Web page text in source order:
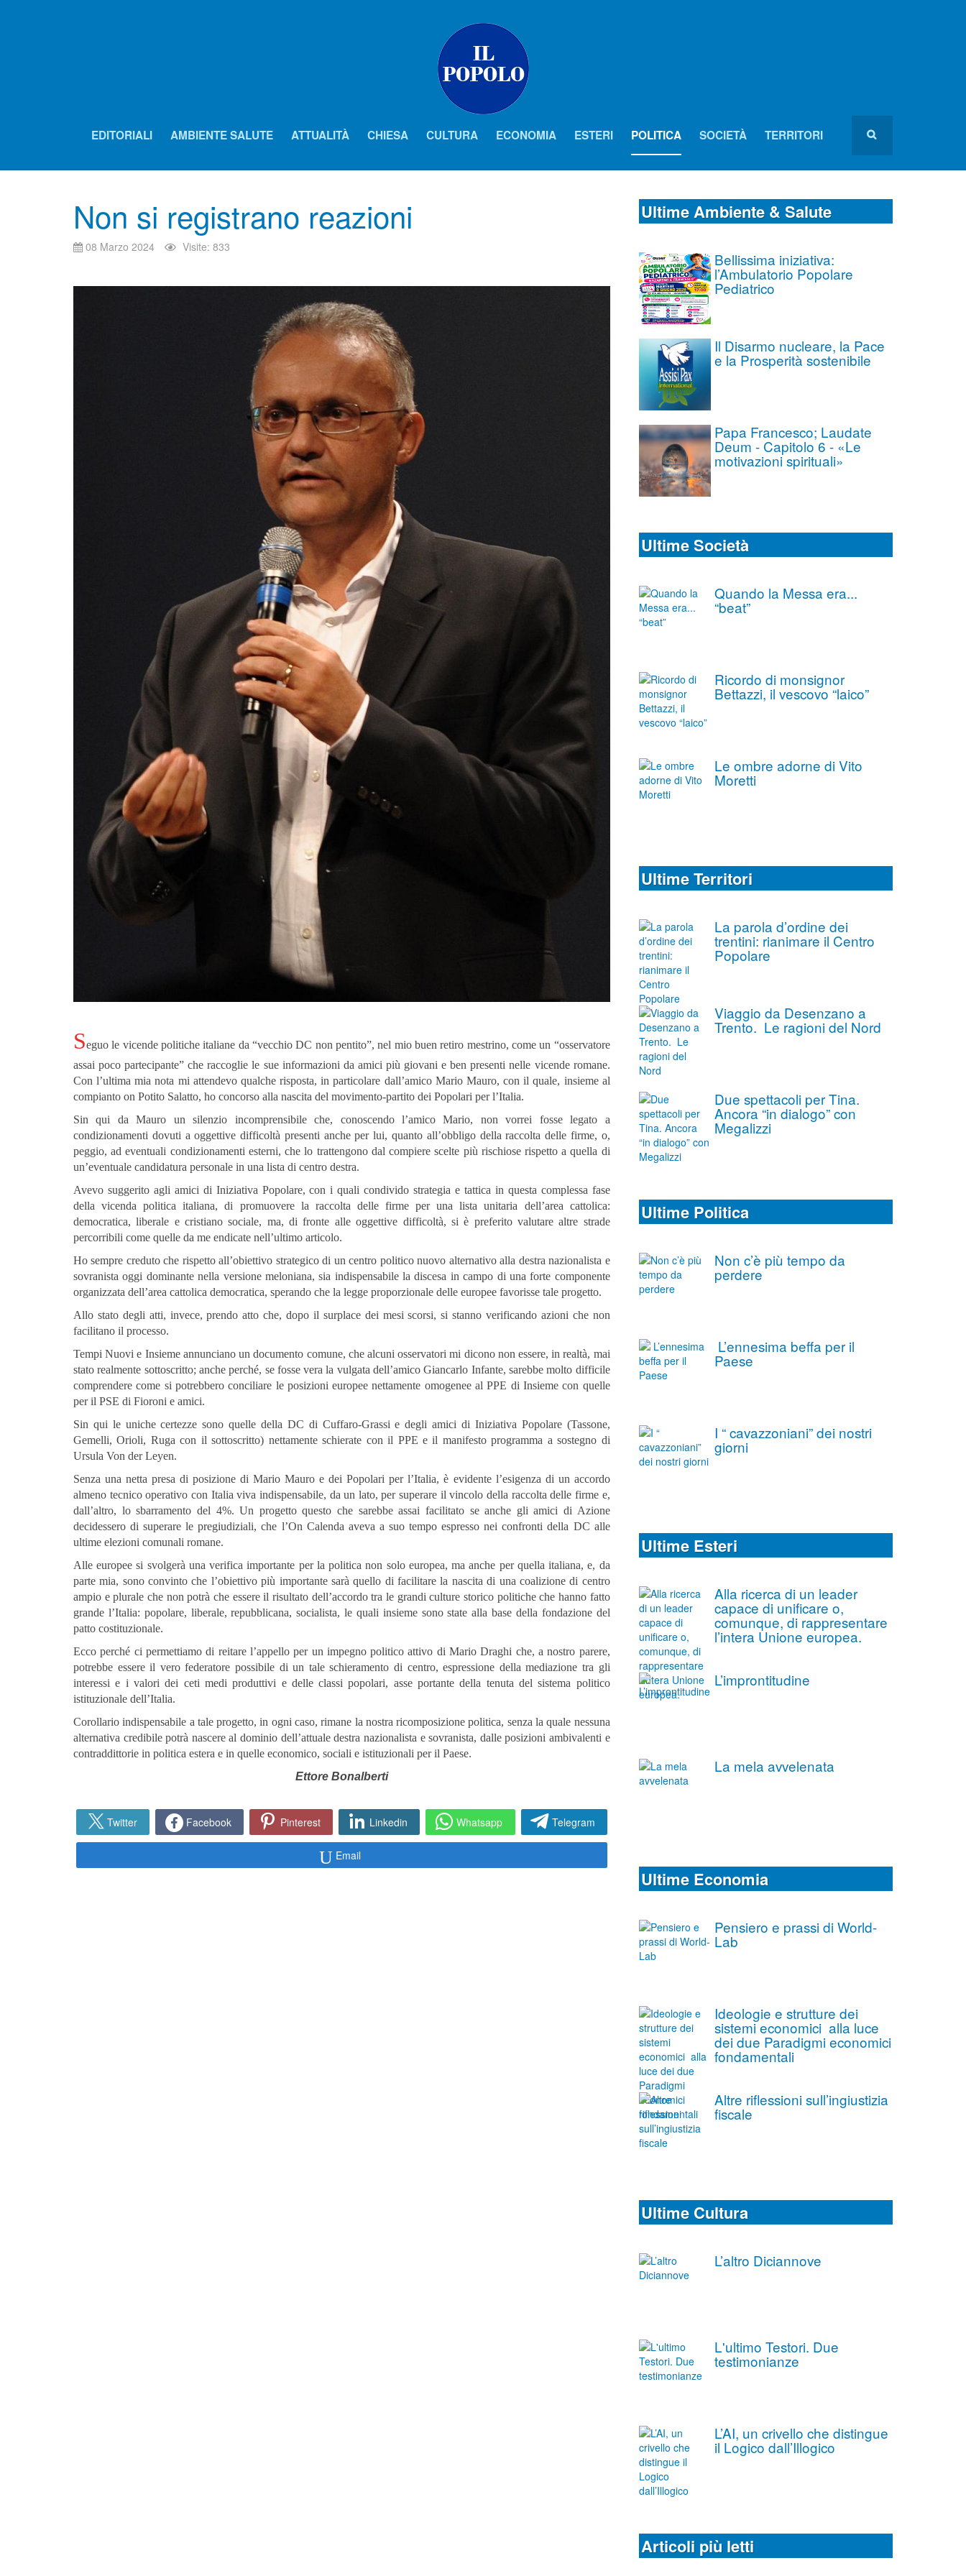
EDITORIALI AMBIENTE SALUTE ATTUALITÀ CHIESA CULTURA ECONOMIA ESTERI POLITICA SOCIETÀ TERRITORI
Non si registrano reazioni
08 Marzo 2024 Visite: 833
Seguo le vicende politiche italiane da “vecchio DC non pentito”, nel mio buen retiro mestrino, come un “osservatore
assai poco partecipante” che raccoglie le sue informazioni da amici più giovani e ben presenti nelle vicende romane.
Con l’ultima mia nota mi attendevo qualche risposta, in particolare dall’amico Mario Mauro, con il quale, insieme al
compianto on Potito Salatto, ho concorso alla nascita del movimento-partito dei Popolari per l’Italia.
Sin qui da Mauro un silenzio incomprensibile che, conoscendo l’amico Mario, non vorrei fosse legato a
condizionamenti dovuti a oggettive difficoltà presenti anche per lui, quanto all’obbligo della raccolta delle firme, o,
peggio, ad eventuali condizionamenti esterni, che lo trattengono dal compiere scelte più rischiose rispetto a quella di
un’eventuale candidatura personale in una lista di centro destra.
Avevo suggerito agli amici di Iniziativa Popolare, con i quali condivido strategia e tattica in questa complessa fase
della vicenda politica italiana, di promuovere la raccolta delle firme per una lista unitaria dell’area cattolica:
democratica, liberale e cristiano sociale, ma, di fronte alle oggettive difficoltà, si è preferito valutare altre strade
percorribili come quelle da me endicate nell’ultimo articolo.
Ho sempre creduto che rispetto all’obiettivo strategico di un centro politico nuovo alternativo alla destra nazionalista e
sovranista oggi dominante nella versione meloniana, sia indispensabile la discesa in campo di una forte componente
organizzata dell’area cattolica democratica, sperando che la legge proporzionale delle europee favorisse tale progetto.
Allo stato degli atti, invece, prendo atto che, dopo il surplace dei mesi scorsi, si stanno verificando azioni che non
facilitano il processo.
Tempi Nuovi e Insieme annunciano un documento comune, che alcuni osservatori mi dicono non essere, in realtà, mai
stato realmente sottoscritto; anche perché, se fosse vera la vulgata dell’amico Giancarlo Infante, sarebbe molto difficile
comprendere come si potrebbero conciliare le posizioni europee nettamente omogenee al PPE di Insieme con quelle
per il PSE di Fioroni e amici.
Sin qui le uniche certezze sono quelle della DC di Cuffaro-Grassi e degli amici di Iniziativa Popolare (Tassone,
Gemelli, Orioli, Ruga con il sottoscritto) nettamente schierate con il PPE e il manifesto programma a sostegno di
Ursula Von der Leyen.
Senza una netta presa di posizione di Mario Mauro e dei Popolari per l’Italia, è evidente l’esigenza di un accordo
almeno tecnico operativo con Italia viva indispensabile, da un lato, per superare il vincolo della raccolta delle firme e,
dall’altro, lo sbarramento del 4%. Un progetto questo che sarebbe assai facilitato se anche gli amici di Azione
decidessero di superare le pregiudiziali, che l’On Calenda aveva a suo tempo espresso nei confronti della DC alle
ultime elezioni comunali romane.
Alle europee si svolgerà una verifica importante per la politica non solo europea, ma anche per quella italiana, e, da
parte mia, sono convinto che l’obiettivo più importante sarà quello di facilitare la nascita di una coalizione di centro
ampio e plurale che non potrà che essere il risultato dell’accordo tra le grandi culture storico politiche che hanno fatto
grande l’Italia: popolare, liberale, repubblicana, socialista, le quali insieme sono state alla base della fondazione del
patto costituzionale.
Ecco perché ci permettiamo di reitare l’appello per un impegno politico attivo di Mario Draghi che, a nostro parere,
potrebbe essere il vero federatore possibile di un tale schieramento di centro, espressione della mediazione tra gli
interessi e i valori dei ceti medi produttivi e delle classi popolari, asse portante della tenuta del sistema politico
istituzionale dell’Italia.
Corollario indispensabile a tale progetto, in ogni caso, rimane la nostra ricomposizione politica, senza la quale nessuna
alternativa credibile potrà nascere al dominio dell’attuale destra nazionalista e sovranista, dalle posizioni ambivalenti e
contraddittorie in politica estera e in quelle economico, sociali e istituzionali per il Paese.
Ettore Bonalberti
Twitter Facebook Pinterest Linkedin Whatsapp Telegram
Email
Ultime Ambiente & Salute
Bellissima iniziativa:
l’Ambulatorio Popolare
Pediatrico
Il Disarmo nucleare, la Pace
e la Prosperità sostenibile
Papa Francesco; Laudate
Deum - Capitolo 6 - «Le
motivazioni spirituali»
Ultime Società
Quando la Messa era...
“beat”
Ricordo di monsignor
Bettazzi, il vescovo “laico”
Le ombre adorne di Vito
Moretti
Ultime Territori
La parola d’ordine dei
trentini: rianimare il Centro
Popolare
Viaggio da Desenzano a
Trento. Le ragioni del Nord
Due spettacoli per Tina.
Ancora “in dialogo” con
Megalizzi
Ultime Politica
Non c’è più tempo da
perdere
L’ennesima beffa per il
Paese
I “ cavazzoniani” dei nostri
giorni
Ultime Esteri
Alla ricerca di un leader
capace di unificare o,
comunque, di rappresentare
l’intera Unione europea.
L’improntitudine
La mela avvelenata
Ultime Economia
Pensiero e prassi di World-
Lab
Ideologie e strutture dei
sistemi economici alla luce
dei due Paradigmi economici
fondamentali
Altre riflessioni sull’ingiustizia
fiscale
Ultime Cultura
L’altro Diciannove
L'ultimo Testori. Due
testimonianze
L’AI, un crivello che distingue
il Logico dall’Illogico
Articoli più letti